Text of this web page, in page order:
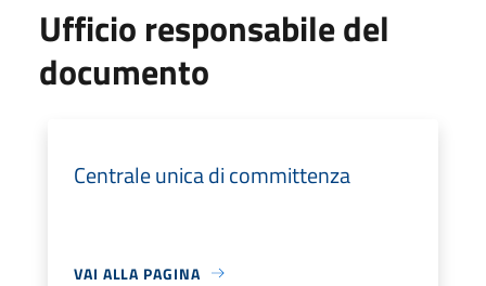
Ufficio responsabile del
documento
Centrale unica di committenza
VAI ALLA PAGINA